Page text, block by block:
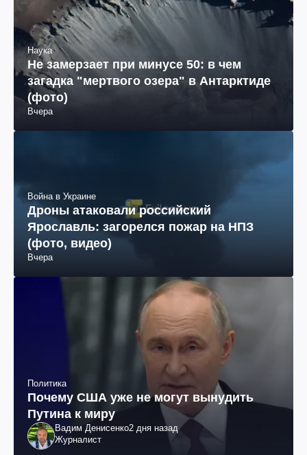
Наука
Не замерзает при минусе 50: в чем
загадка "мертвого озера" в Антарктиде
(фото)
Вчера
Война в Украине
Дроны атаковали российский
Ярославль: загорелся пожар на НПЗ
(фото, видео)
Вчера
Политика
Почему США уже не могут вынудить
Путина к миру
Вадим Денисенко2 дня назад
Журналист